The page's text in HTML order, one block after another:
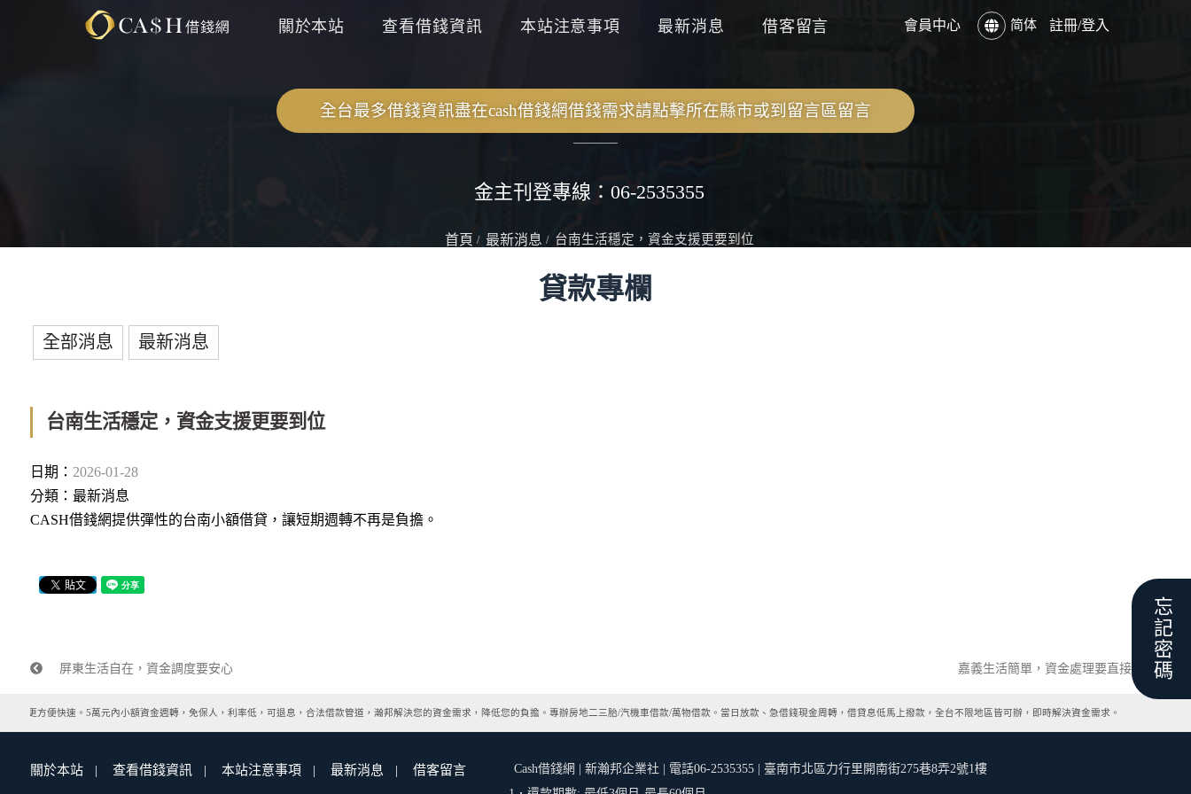
關於本站 查看借錢資訊 本站注意事項 最新消息 借客留言 會員中心 简体 註冊/登入
全台最多借錢資訊盡在cash借錢網借錢需求請點擊所在縣市或到留言區留言
金主刊登專線：06-2535355
首頁 最新消息 台南生活穩定，資金支援更要到位
台南生活穩定，資金支援更要到位
日期： 2026-01-28
分類： 最新消息
CASH借錢網提供彈性的台南小額借貸，讓短期週轉不再是負擔。
屏東生活自在，資金調度要安心 嘉義生活簡單，資金處理要直接
貸款專欄
全部消息 最新消息
銀行更方便快速。5萬元內小額資金週轉，免保人，利率低，可退息，合法借款管道，瀚邦解決您的資金需求，降低您的負擔。專辦房地二三胎/汽機車借款/萬物借款。當日放款、急借錢現金周轉，借貸息低馬上撥款，全台不限地區皆可辦，即時解決資金需求。
關於本站 查看借錢資訊 本站注意事項 最新消息 借客留言
Cash借錢網 | 新瀚邦企業社 | 電話06-2535355 | 臺南市北區力行里開南街275巷8弄2號1樓
忘記密碼